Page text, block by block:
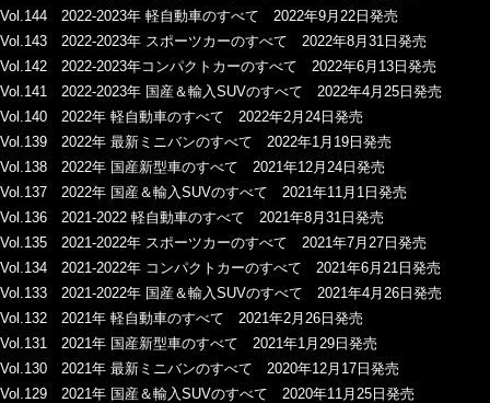
Vol.144 2022-2023年 軽自動車のすべて 2022年9月22日発売
Vol.143 2022-2023年 スポーツカーのすべて 2022年8月31日発売
Vol.142 2022-2023年コンパクトカーのすべて 2022年6月13日発売
Vol.141 2022-2023年 国産＆輸入SUVのすべて 2022年4月25日発売
Vol.140 2022年 軽自動車のすべて 2022年2月24日発売
Vol.139 2022年 最新ミニバンのすべて 2022年1月19日発売
Vol.138 2022年 国産新型車のすべて 2021年12月24日発売
Vol.137 2022年 国産＆輸入SUVのすべて 2021年11月1日発売
Vol.136 2021-2022 軽自動車のすべて 2021年8月31日発売
Vol.135 2021-2022年 スポーツカーのすべて 2021年7月27日発売
Vol.134 2021-2022年 コンパクトカーのすべて 2021年6月21日発売
Vol.133 2021-2022年 国産＆輸入SUVのすべて 2021年4月26日発売
Vol.132 2021年 軽自動車のすべて 2021年2月26日発売
Vol.131 2021年 国産新型車のすべて 2021年1月29日発売
Vol.130 2021年 最新ミニバンのすべて 2020年12月17日発売
Vol.129 2021年 国産＆輸入SUVのすべて 2020年11月25日発売